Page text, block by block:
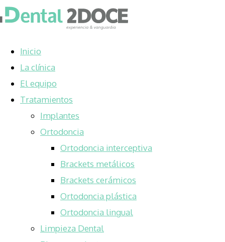
Inicio
La clínica
El equipo
Tratamientos
Implantes
Ortodoncia
Ortodoncia interceptiva
Brackets metálicos
Brackets cerámicos
Ortodoncia plástica
Ortodoncia lingual
Limpieza Dental